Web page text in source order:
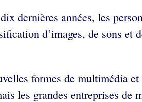
dernières années, les
d’images, de sons
formes de multimédia
les grandes entreprises de